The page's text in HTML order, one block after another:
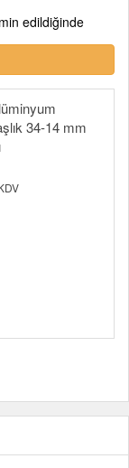
edildiğinde
34-14 mm